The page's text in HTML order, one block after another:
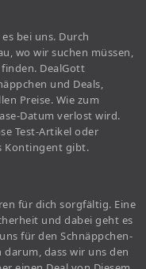
bei uns. Durch
wo wir suchen müssen,
DealGott
und Deals,
Preise. Wie zum
Datum verlost wird.
Test-Artikel oder
Kontingent gibt.
für dich sorgfältig. Eine
und dabei geht es
für den Schnäppchen-
dass wir uns den